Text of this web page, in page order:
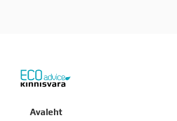
Avaleht